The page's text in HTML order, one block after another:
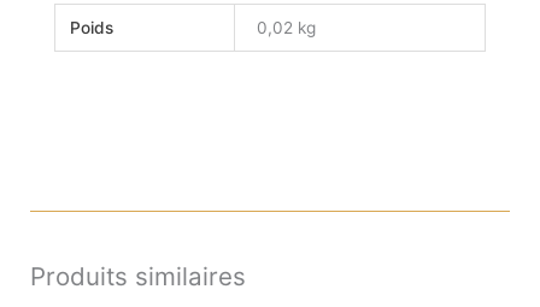
Poids 0,02 kg
Produits similaires